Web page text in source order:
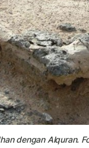
dengan Alquran.